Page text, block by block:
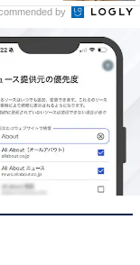
場合もありま
を楽しみましょ
見る
by